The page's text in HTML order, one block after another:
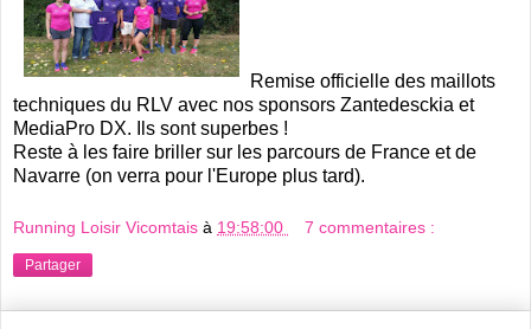
Remise officielle des maillots
techniques du RLV avec nos sponsors Zantedesckia et
MediaPro DX. Ils sont superbes !
Reste à les faire briller sur les parcours de France et de
Navarre (on verra pour l'Europe plus tard).
Running Loisir Vicomtais à 19:58:00 7 commentaires :
Partager